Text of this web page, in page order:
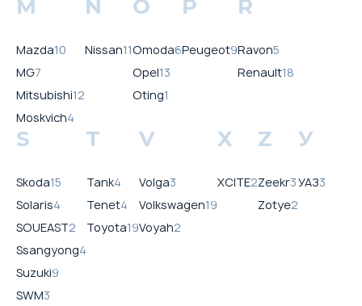
M
Mazda10
MG7
Mitsubishi12
Moskvich4
N
Nissan11
O
Omoda6
Opel13
Oting1
P
Peugeot9
R
Ravon5
Renault18
S
Skoda15
Solaris4
SOUEAST2
Ssangyong4
Suzuki9
SWM3
T
Tank4
Tenet4
Toyota19
V
Volga3
Volkswagen19
Voyah2
X
XCITE2
Z
Zeekr3
Zotye2
У
УАЗ3